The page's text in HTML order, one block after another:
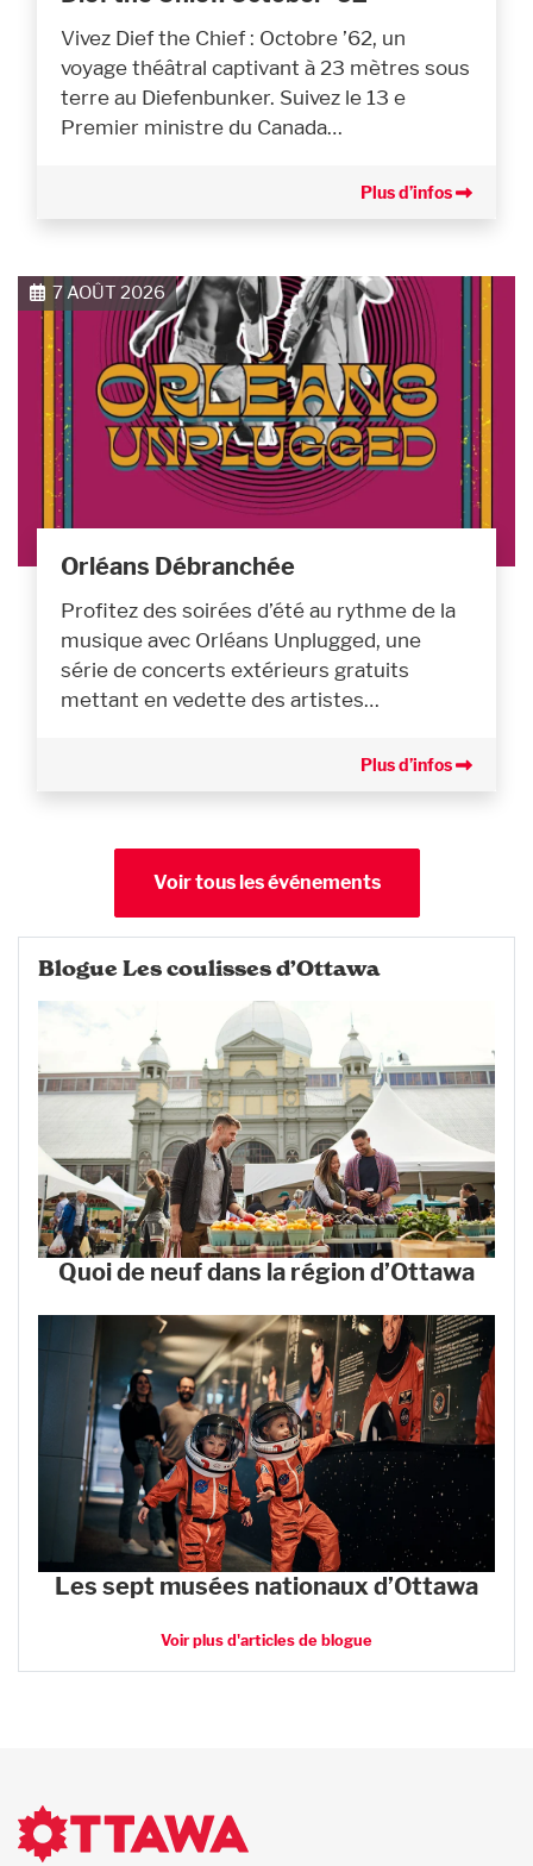
Vivez Dief the Chief : Octobre ’62, un
voyage théâtral captivant à 23 mètres sous
terre au Diefenbunker. Suivez le 13 e
Premier ministre du Canada…
Plus d’infos
7 AOÛT 2026
Orléans Débranchée
Profitez des soirées d’été au rythme de la
musique avec Orléans Unplugged, une
série de concerts extérieurs gratuits
mettant en vedette des artistes…
Plus d’infos
Voir tous les événements
Blogue Les coulisses d’Ottawa
Quoi de neuf dans la région d’Ottawa
Les sept musées nationaux d’Ottawa
Voir plus d'articles de blogue